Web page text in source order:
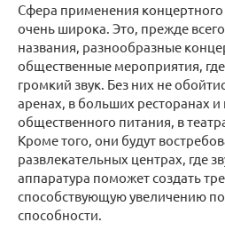
Сфера применения концертного
очень широка. Это, прежде
названия, разнообразные
общественные мероприятия,
громкий звук. Без них не
аренах, в больших ресторанах и
общественного питания, в
Кроме того, они будут
развлекательных центрах, где
аппаратура поможет создать
способствующую увеличению
способности.